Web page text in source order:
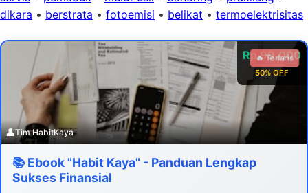
dikara • berstrata • fotoemisi • belikat • termoelektrisitas
Rp 99.000
50% OFF
🔥 Terlaris
👤Tim HabitKaya
📚 Ebook "Habit Kaya" - Panduan Lengkap
Sukses Finansial